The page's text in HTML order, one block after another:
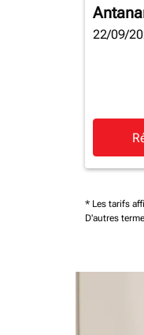
22/09/
* Les tarifs
D'autres